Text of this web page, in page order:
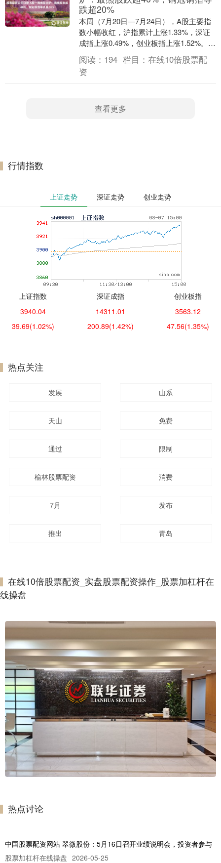
跌超20%
本周（7月20日—7月24日），A股主要指
数小幅收红，沪指累计上涨1.33%，深证
成指上涨0.49%，创业板指上涨1.52%。但
个股分化剧烈，全周上涨个股仅14....
阅读： 194 栏目： 在线10倍股票配
资
查看更多
行情指数
上证走势 深证走势 创业走势
上证指数
3940.04
39.69(1.02%)
深证成指
14311.01
200.89(1.42%)
创业板指
3563.12
47.56(1.35%)
热点关注
发展 山系
天山 免费
通过 限制
榆林股票配资 消费
7月 发布
推出 青岛
在线10倍股票配资_实盘股票配资操作_股票加杠杆在
线操盘
热点讨论
中国股票配资网站 翠微股份：5月16日召开业绩说明会，投资者参与
股票加杠杆在线操盘 2026-05-25